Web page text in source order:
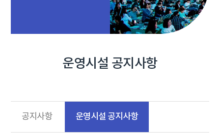
운영시설 공지사항
공지사항 운영시설 공지사항